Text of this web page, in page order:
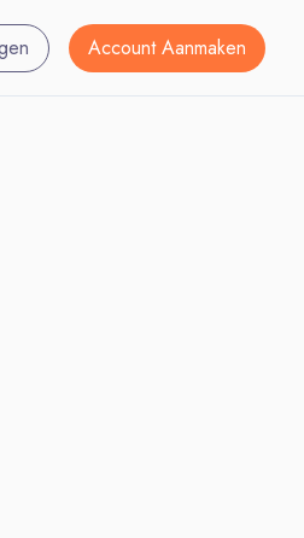
Account Aanmaken